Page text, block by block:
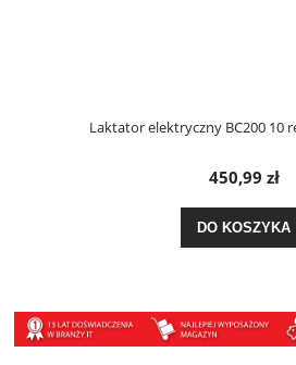
Laktator elektryczny BC200 10
450,99 zł
DO KOSZYKA